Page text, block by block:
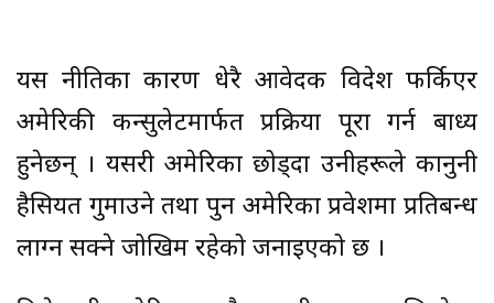
यस नीतिका कारण धेरै आवेदक विदेश फर्किएर
अमेरिकी कन्सुलेटमार्फत प्रक्रिया पूरा गर्न बाध्य
हुनेछन् । यसरी अमेरिका छोड्दा उनीहरूले कानुनी
हैसियत गुमाउने तथा पुन अमेरिका प्रवेशमा प्रतिबन्ध
लाग्न सक्ने जोखिम रहेको जनाइएको छ ।